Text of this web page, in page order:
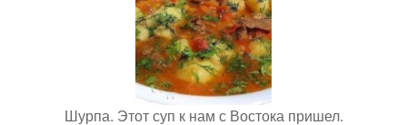
Шурпа. Этот суп к нам с Востока пришел.